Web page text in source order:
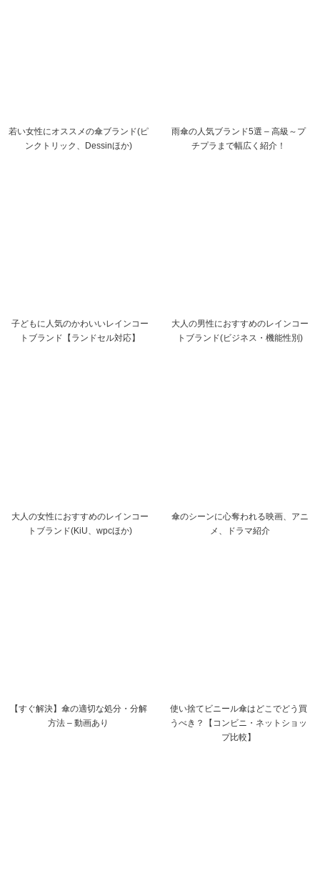
若い女性にオススメの傘ブランド(ピ
ンクトリック、Dessinほか)
雨傘の人気ブランド5選 – 高級～プ
チプラまで幅広く紹介！
子どもに人気のかわいいレインコー
トブランド【ランドセル対応】
大人の男性におすすめのレインコー
トブランド(ビジネス・機能性別)
大人の女性におすすめのレインコー
トブランド(KiU、wpcほか)
傘のシーンに心奪われる映画、アニ
メ、ドラマ紹介
【すぐ解決】傘の適切な処分・分解
方法 – 動画あり
使い捨てビニール傘はどこでどう買
うべき？【コンビニ・ネットショッ
プ比較】